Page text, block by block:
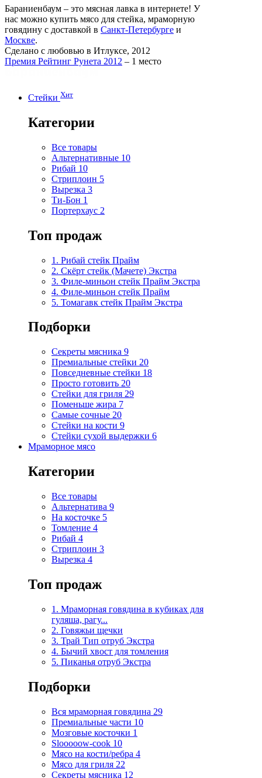
Бараниенбаум – это мясная лавка в интернете! У
нас можно купить мясо для стейка, мраморную
говядину с доставкой в Санкт-Петербурге и
Москве.
Сделано с любовью в Итлуксе, 2012
Премия Рейтинг Рунета 2012 – 1 место
Стейки Хит
Категории
Все товары
Альтернативные 10
Рибай 10
Стриплоин 5
Вырезка 3
Ти-Бон 1
Портерхаус 2
Топ продаж
1. Рибай cтейк Прайм
2. Скёрт стейк (Мачете) Экстра
3. Филе-миньон стейк Прайм Экстра
4. Филе-миньон стейк Прайм
5. Томагавк стейк Прайм Экстра
Подборки
Секреты мясника 9
Премиальные стейки 20
Повседневные стейки 18
Просто готовить 20
Стейки для гриля 29
Поменьше жира 7
Самые сочные 20
Стейки на кости 9
Стейки сухой выдержки 6
Мраморное мясо
Категории
Все товары
Альтернатива 9
На косточке 5
Томление 4
Рибай 4
Стриплоин 3
Вырезка 4
Топ продаж
1. Мраморная говядина в кубиках для
гуляша, рагу...
2. Говяжьи щечки
3. Трай Тип отруб Экстра
4. Бычий хвост для томления
5. Пиканья отруб Экстра
Подборки
Вся мраморная говядина 29
Премиальные части 10
Мозговые косточки 1
Slooooow-cook 10
Мясо на кости/ребра 4
Мясо для гриля 22
Секреты мясника 12